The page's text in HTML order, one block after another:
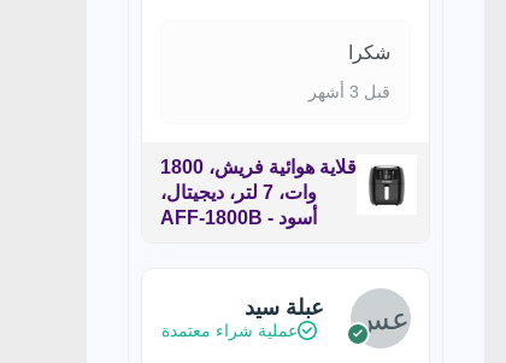
شكرا
قبل 3 أشهر
قلاية هوائية فريش، 1800
وات، 7 لتر، ديجيتال،
أسود - AFF-1800B
عبلة سيد
عملية شراء معتمدة